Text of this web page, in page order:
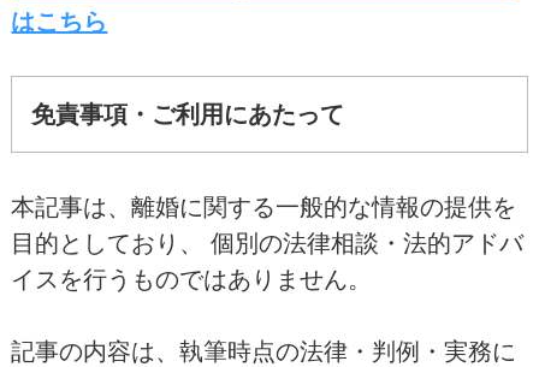
はこちら
免責事項・ご利用にあたって
本記事は、離婚に関する一般的な情報の提供を
目的としており、 個別の法律相談・法的アドバ
イスを行うものではありません。
記事の内容は、執筆時点の法律・判例・実務に